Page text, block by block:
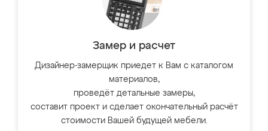
Замер и расчет
Дизайнер-замерщик приедет к Вам с каталогом
материалов,
проведёт детальные замеры,
составит проект и сделает окончательный расчёт
стоимости Вашей будущей мебели.